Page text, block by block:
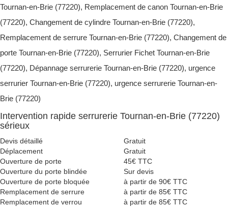
Tournan-en-Brie (77220), Remplacement de canon Tournan-en-Brie
(77220), Changement de cylindre Tournan-en-Brie (77220),
Remplacement de serrure Tournan-en-Brie (77220), Changement de
porte Tournan-en-Brie (77220), Serrurier Fichet Tournan-en-Brie
(77220), Dépannage serrurerie Tournan-en-Brie (77220), urgence
serrurier Tournan-en-Brie (77220), urgence serrurerie Tournan-en-
Brie (77220)
Intervention rapide serrurerie Tournan-en-Brie (77220)
sérieux
Devis détaillé
Gratuit
Déplacement
Gratuit
Ouverture de porte
45€ TTC
Ouverture du porte blindée
Sur devis
Ouverture de porte bloquée
à partir de 90€ TTC
Remplacement de serrure
à partir de 85€ TTC
Remplacement de verrou
à partir de 85€ TTC